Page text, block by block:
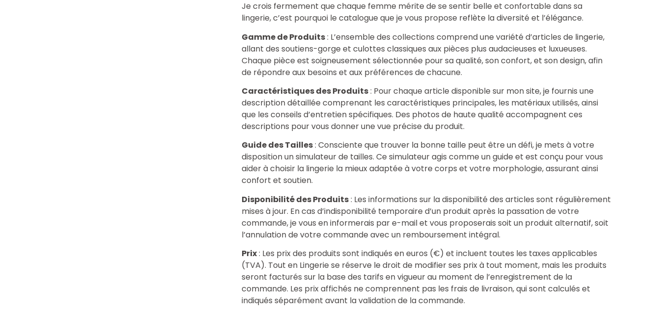
Je crois fermement que chaque femme mérite de se sentir belle et confortable dans sa
lingerie, c’est pourquoi le catalogue que je vous propose reflète la diversité et l’élégance.
Gamme de Produits: L’ensemble des collections comprend une variété d’articles de lingerie,
allant des soutiens-gorge et culottes classiques aux pièces plus audacieuses et luxueuses.
Chaque pièce est soigneusement sélectionnée pour sa qualité, son confort, et son design, afin
de répondre aux besoins et aux préférences de chacune.
Caractéristiques des Produits: Pour chaque article disponible sur mon site, je fournis une
description détaillée comprenant les caractéristiques principales, les matériaux utilisés, ainsi
que les conseils d’entretien spécifiques. Des photos de haute qualité accompagnent ces
descriptions pour vous donner une vue précise du produit.
Guide des Tailles: Consciente que trouver la bonne taille peut être un défi, je mets à votre
disposition un simulateur de tailles. Ce simulateur agis comme un guide et est conçu pour vous
aider à choisir la lingerie la mieux adaptée à votre corps et votre morphologie, assurant ainsi
confort et soutien.
Disponibilité des Produits: Les informations sur la disponibilité des articles sont régulièrement
mises à jour. En cas d’indisponibilité temporaire d’un produit après la passation de votre
commande, je vous en informerais par e-mail et vous proposerais soit un produit alternatif, soit
l’annulation de votre commande avec un remboursement intégral.
Prix: Les prix des produits sont indiqués en euros (€) et incluent toutes les taxes applicables
(TVA). Tout en Lingerie se réserve le droit de modifier ses prix à tout moment, mais les produits
seront facturés sur la base des tarifs en vigueur au moment de l’enregistrement de la
commande. Les prix affichés ne comprennent pas les frais de livraison, qui sont calculés et
indiqués séparément avant la validation de la commande.